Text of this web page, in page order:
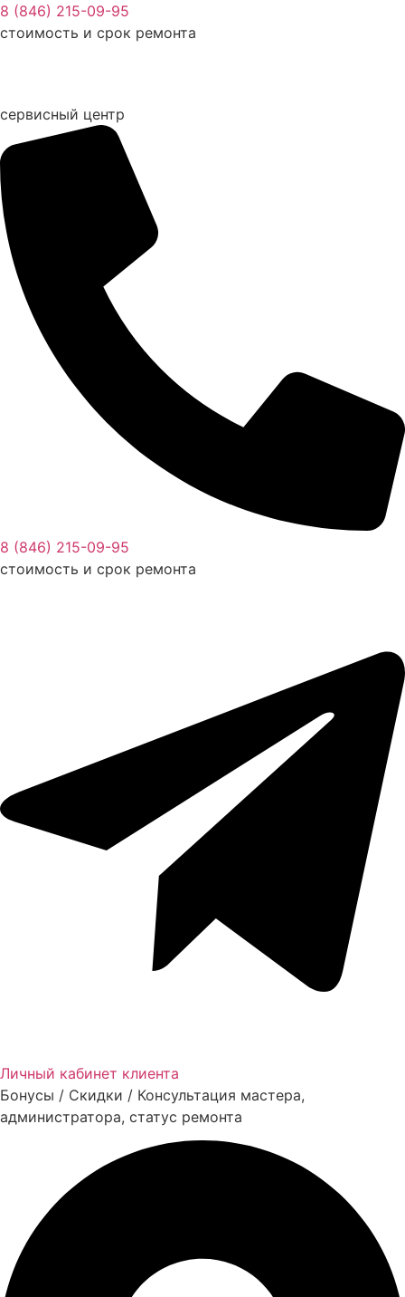
Перейти
к
8 (846) 215-09-95
стоимость и срок ремонта
сервисный центр
8 (846) 215-09-95
стоимость и срок ремонта
Личный кабинет клиента
Бонусы / Скидки / Консультация мастера,
администратора, статус ремонта